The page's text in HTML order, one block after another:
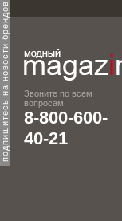
подпишитесь на новости брендов
Звоните по всем
вопросам
8-800-600-
40-21